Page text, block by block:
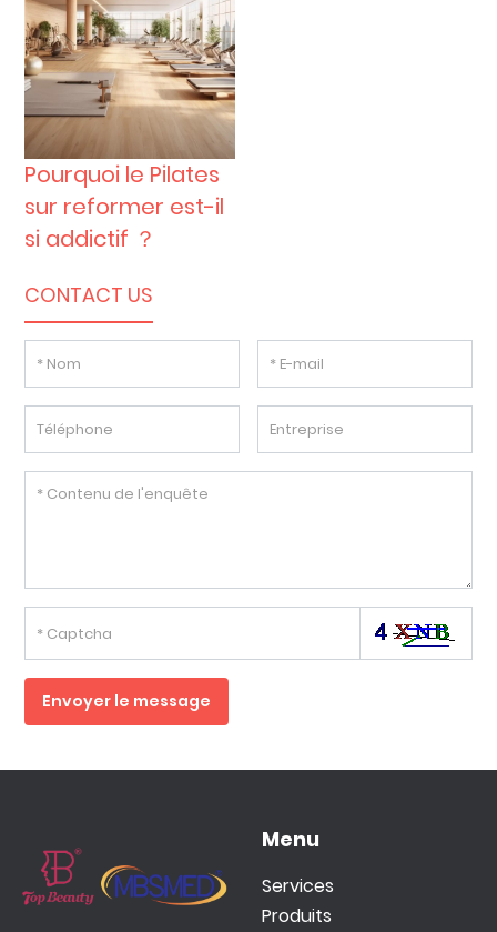
Pourquoi le Pilates
sur reformer est-il
si addictif ？
CONTACT US
Envoyer le message
Menu
Services
Produits